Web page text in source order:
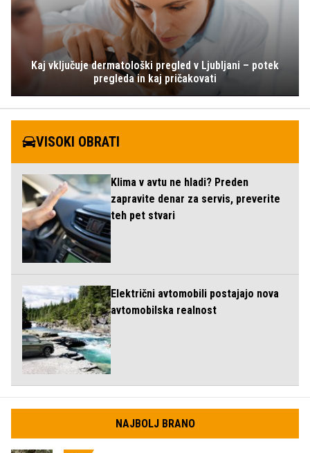
Kaj vključuje dermatološki pregled v Ljubljani – potek
pregleda in kaj pričakovati
VISOKI OBRATI
Klima v avtu ne hladi? Preden
zapravite denar za servis, preverite
teh pet stvari
Električni avtomobili postajajo nova
avtomobilska realnost
NAJBOLJ BRANO